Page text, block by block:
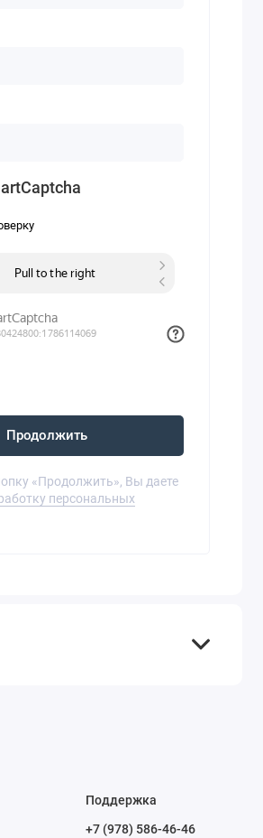
Продолжить
«Продолжить», Вы даете
персональных
Поддержка
+7 (978) 586-46-46